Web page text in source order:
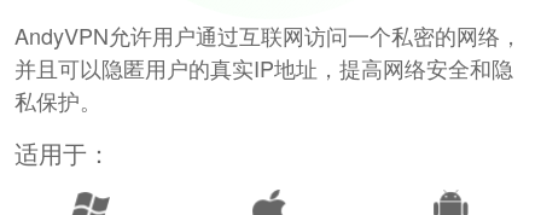
AndyVPN允许用户通过互联网访问一个私密的网络，
并且可以隐匿用户的真实IP地址，提高网络安全和隐
私保护。
适用于：